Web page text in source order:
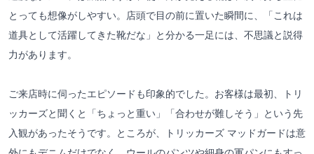
とっても想像がしやすい。店頭で目の前に置いた瞬間に、「これは
道具として活躍してきた靴だな」と分かる一足には、不思議と説得
力があります。
ご来店時に伺ったエピソードも印象的でした。お客様は最初、トリ
ッカーズと聞くと「ちょっと重い」「合わせが難しそう」という先
入観があったそうです。ところが、トリッカーズ マッドガードは意